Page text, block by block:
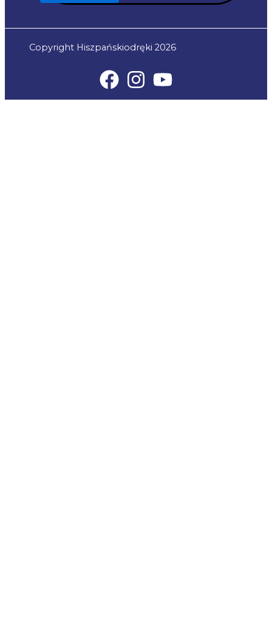
Copyright Hiszpańskiodręki 2026